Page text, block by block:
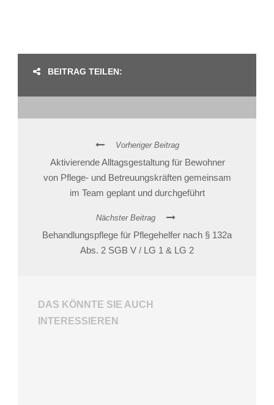
BEITRAG TEILEN:
Vorheriger Beitrag
Aktivierende Alltagsgestaltung für Bewohner
von Pflege- und Betreuungskräften gemeinsam
im Team geplant und durchgeführt
Nächster Beitrag
Behandlungspflege für Pflegehelfer nach § 132a
Abs. 2 SGB V / LG 1 & LG 2
DAS KÖNNTE SIE AUCH
INTERESSIEREN